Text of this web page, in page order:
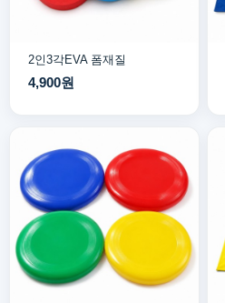
2인3각EVA 폼재질
4,900원